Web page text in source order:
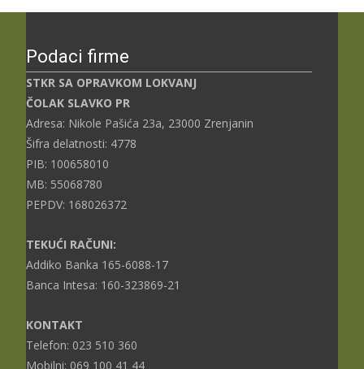
Podaci firme
STKR SA OPRAVKOM LOKVANJ
ČOLAK SLAVKO PR
Adresa: Nikole Pašića 23a, 23000 Zrenjanin
Šifra delatnosti: 4778
PIB: 100658010
MB: 55068780
PEPDV: 168026372
TEKUĆI RAČUNI:
Addiko Banka 165-6088-17
Banca Intesa: 160-323869-21
KONTAKT
Telefon: 023 510 360
Mobilni: 069 100 41 44